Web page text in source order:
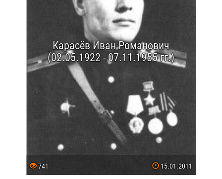
Карасёв Иван Романович
(02.05.1922 - 07.11.1955 гг.)
741 15.01.2011